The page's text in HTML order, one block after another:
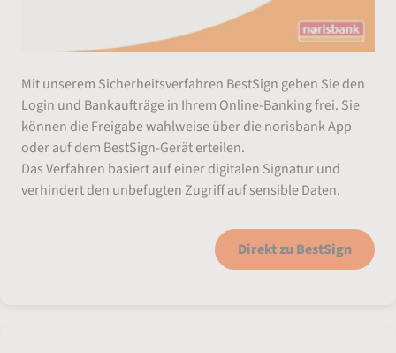
Mit unserem Sicherheitsverfahren BestSign geben Sie den
Login und Bankaufträge in Ihrem Online-Banking frei. Sie
können die Freigabe wahlweise über die norisbank App
oder auf dem BestSign-Gerät erteilen.
Das Verfahren basiert auf einer digitalen Signatur und
verhindert den unbefugten Zugriff auf sensible Daten.
Direkt zu BestSign